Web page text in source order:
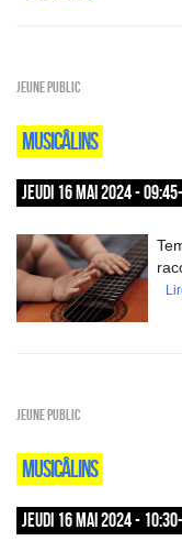
Jeune public
MUSICÂLINS
JEUDI 16 MAI 2024 -
Jeune public
MUSICÂLINS
JEUDI 16 MAI 2024 -